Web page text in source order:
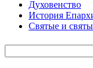
Духовенство
История
Святые и